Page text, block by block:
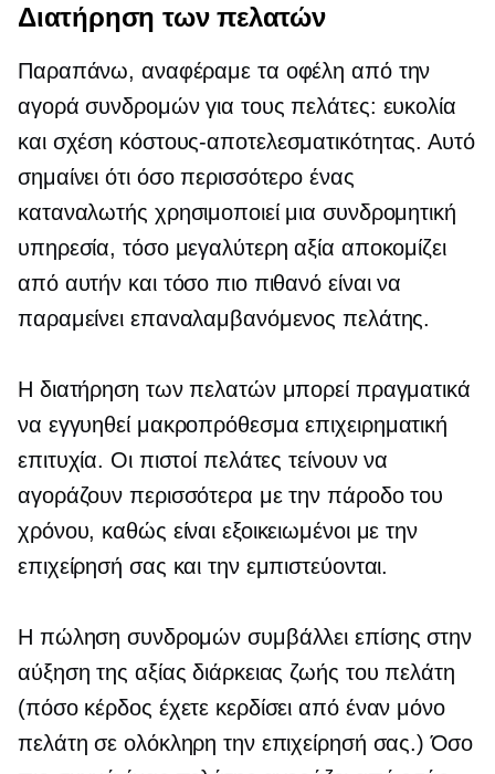
Διατήρηση των πελατών
Παραπάνω, αναφέραμε τα οφέλη από την
αγορά συνδρομών για τους πελάτες: ευκολία
και σχέση κόστους-αποτελεσματικότητας. Αυτό
σημαίνει ότι όσο περισσότερο ένας
καταναλωτής χρησιμοποιεί μια συνδρομητική
υπηρεσία, τόσο μεγαλύτερη αξία αποκομίζει
από αυτήν και τόσο πιο πιθανό είναι να
παραμείνει επαναλαμβανόμενος πελάτης.
Η διατήρηση των πελατών μπορεί πραγματικά
να εγγυηθεί μακροπρόθεσμα επιχειρηματική
επιτυχία. Οι πιστοί πελάτες τείνουν να
αγοράζουν περισσότερα με την πάροδο του
χρόνου, καθώς είναι εξοικειωμένοι με την
επιχείρησή σας και την εμπιστεύονται.
Η πώληση συνδρομών συμβάλλει επίσης στην
αύξηση της αξίας διάρκειας ζωής του πελάτη
(πόσο κέρδος έχετε κερδίσει από έναν μόνο
πελάτη σε ολόκληρη την επιχείρησή σας.) Όσο